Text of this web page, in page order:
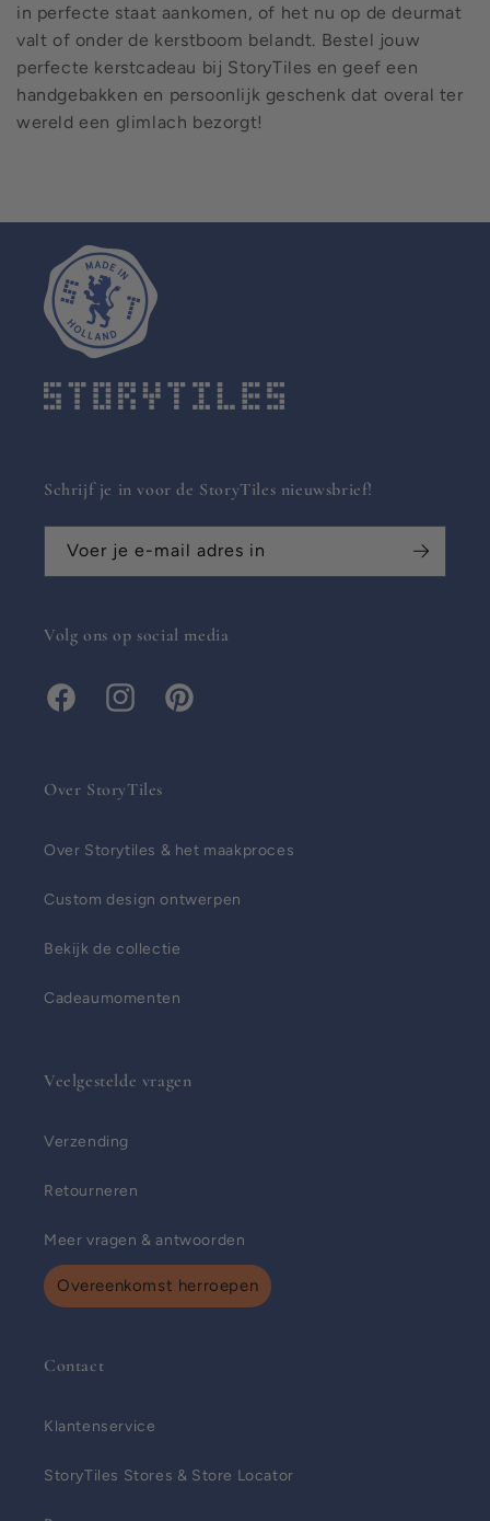
in perfecte staat aankomen, of het nu op de deurmat
valt of onder de kerstboom belandt. Bestel jouw
perfecte kerstcadeau bij StoryTiles en geef een
handgebakken en persoonlijk geschenk dat overal ter
wereld een glimlach bezorgt!
Schrijf je in voor de StoryTiles nieuwsbrief!
Voer je e-mail adres in
Volg ons op social media
FacebookInstagramPinterest
Over StoryTiles
Over Storytiles & het maakproces
Custom design ontwerpen
Bekijk de collectie
Cadeaumomenten
Veelgestelde vragen
Verzending
Retourneren
Meer vragen & antwoorden
Overeenkomst herroepen
Contact
Klantenservice
StoryTiles Stores & Store Locator